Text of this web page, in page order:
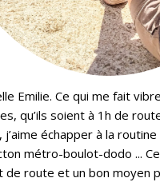
Emilie. Ce qui me fait
qu’ils soient à 1h de
j’aime échapper à la
métro-boulot-dodo ...
de route et un bon moyen